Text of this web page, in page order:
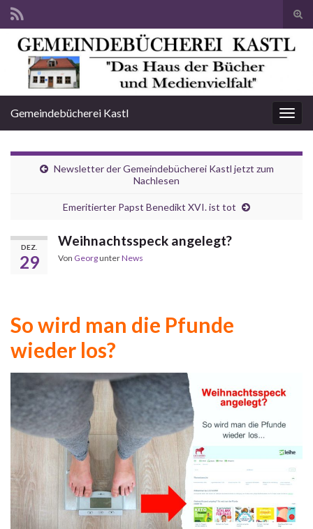
Search for:
Gemeindebücherei Kastl
Newsletter der Gemeindebücherei Kastl jetzt zum
Nachlesen
Emeritierter Papst Benedikt XVI. ist tot
DEZ.
29
Weihnachtsspeck angelegt?
Von GeorgunterNews
So wird man die Pfunde
wieder los?